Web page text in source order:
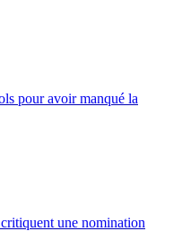
pour avoir manqué la
une nomination